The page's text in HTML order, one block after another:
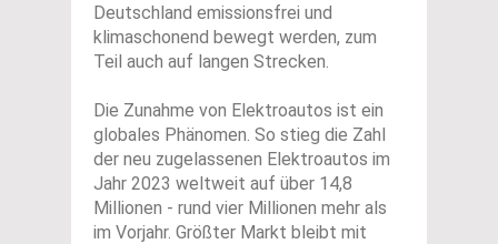
Deutschland emissionsfrei und
klimaschonend bewegt werden, zum
Teil auch auf langen Strecken.
Die Zunahme von Elektroautos ist ein
globales Phänomen. So stieg die Zahl
der neu zugelassenen Elektroautos im
Jahr 2023 weltweit auf über 14,8
Millionen - rund vier Millionen mehr als
im Vorjahr. Größter Markt bleibt mit